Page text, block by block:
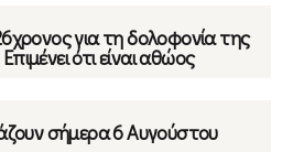
για τη δολοφονία της
ότι είναι αθώος
σήμερα 6 Αυγούστου